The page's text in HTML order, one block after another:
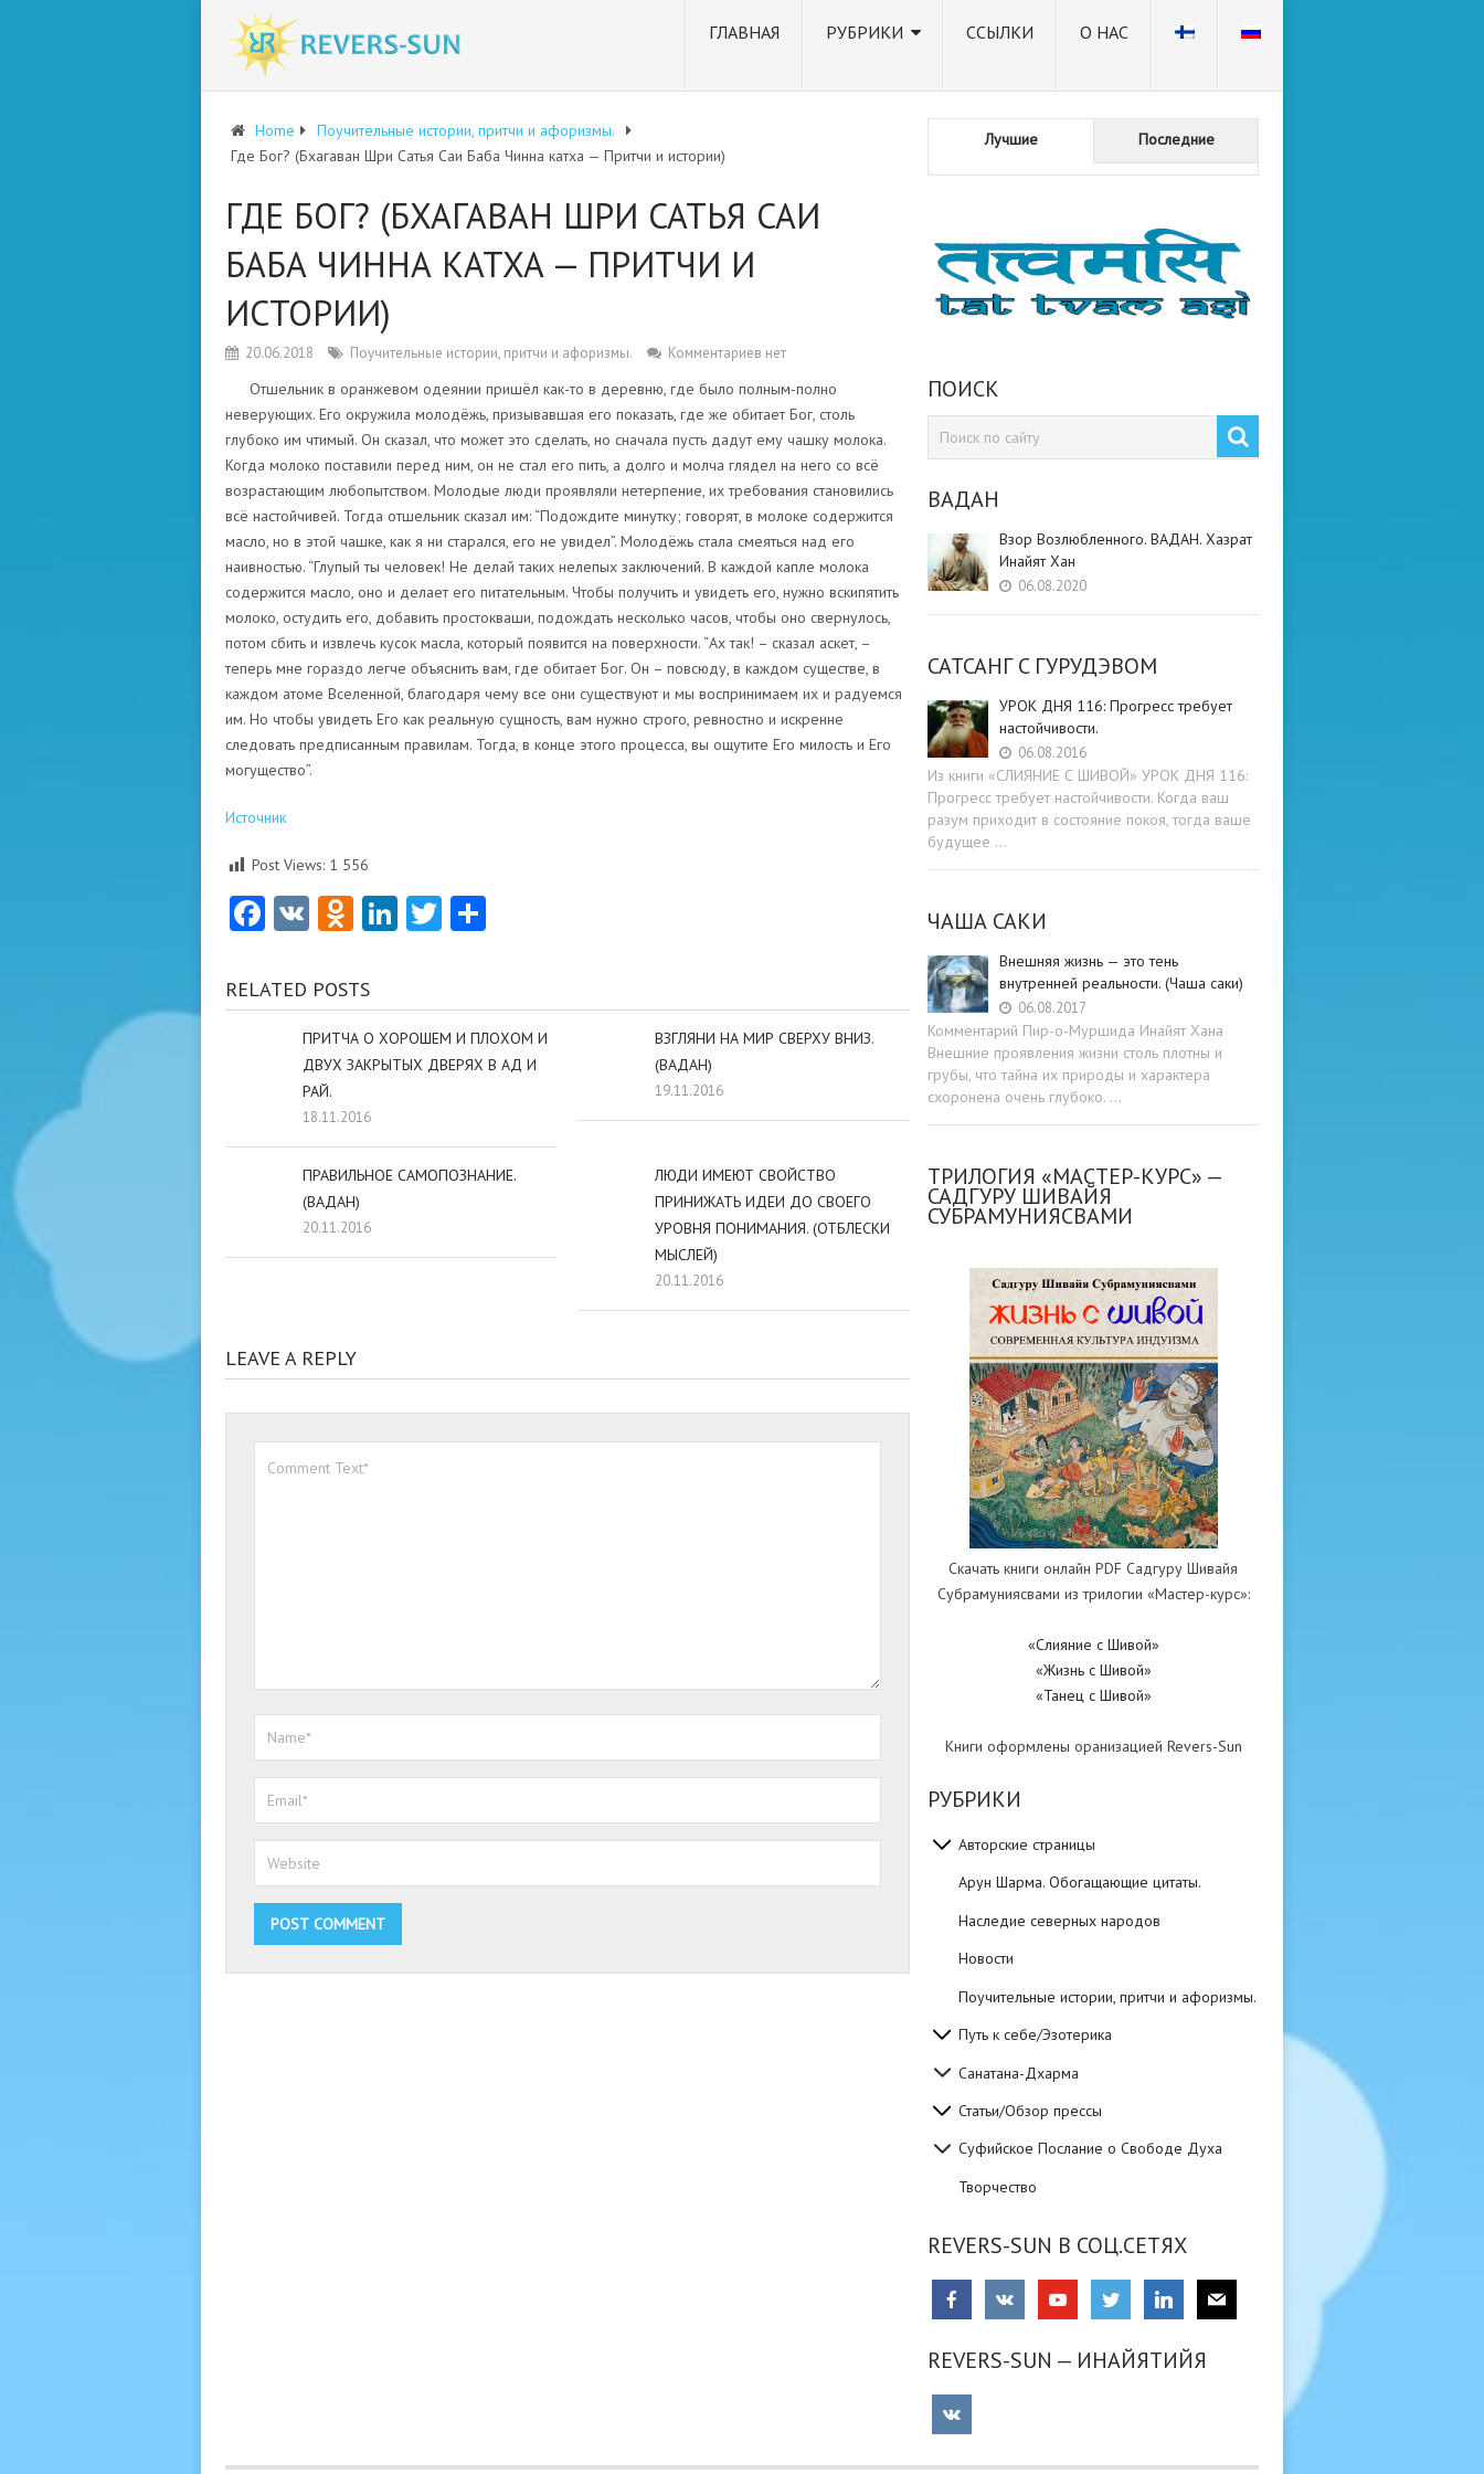
ГЛАВНАЯ РУБРИКИ ССЫЛКИ О НАС
Home
Поучительные истории, притчи и афоризмы.
Где Бог? (Бхагаван Шри Сатья Саи Баба Чинна катха — Притчи и истории)
ГДЕ БОГ? (БХАГАВАН ШРИ САТЬЯ САИ
БАБА ЧИННА КАТХА — ПРИТЧИ И
ИСТОРИИ)
20.06.2018 Поучительные истории, притчи и афоризмы. Комментариев нет
Отшельник в оранжевом одеянии пришёл как-то в деревню, где было полным-полно
неверующих. Его окружила молодёжь, призывавшая его показать, где же обитает Бог, столь
глубоко им чтимый. Он сказал, что может это сделать, но сначала пусть дадут ему чашку молока.
Когда молоко поставили перед ним, он не стал его пить, а долго и молча глядел на него со всё
возрастающим любопытством. Молодые люди проявляли нетерпение, их требования становились
всё настойчивей. Тогда отшельник сказал им: “Подождите минутку; говорят, в молоке содержится
масло, но в этой чашке, как я ни старался, его не увидел”. Молодёжь стала смеяться над его
наивностью. “Глупый ты человек! Не делай таких нелепых заключений. В каждой капле молока
содержится масло, оно и делает его питательным. Чтобы получить и увидеть его, нужно вскипятить
молоко, остудить его, добавить простокваши, подождать несколько часов, чтобы оно свернулось,
потом сбить и извлечь кусок масла, который появится на поверхности. “Ах так! – сказал аскет, –
теперь мне гораздо легче объяснить вам, где обитает Бог. Он – повсюду, в каждом существе, в
каждом атоме Вселенной, благодаря чему все они существуют и мы воспринимаем их и радуемся
им. Но чтобы увидеть Его как реальную сущность, вам нужно строго, ревностно и искренне
следовать предписанным правилам. Тогда, в конце этого процесса, вы ощутите Его милость и Его
могущество”.
Источник
Post Views: 1 556
Facebook
VKOdnoklassniki
LinkedIn
TwitterОтправить
RELATED POSTS
ПРИТЧА О ХОРОШЕМ И ПЛОХОМ И
ДВУХ ЗАКРЫТЫХ ДВЕРЯХ В АД И
РАЙ.
18.11.2016
ВЗГЛЯНИ НА МИР СВЕРХУ ВНИЗ.
(ВАДАН)
19.11.2016
ПРАВИЛЬНОЕ САМОПОЗНАНИЕ.
(ВАДАН)
20.11.2016
ЛЮДИ ИМЕЮТ СВОЙСТВО
ПРИНИЖАТЬ ИДЕИ ДО СВОЕГО
УРОВНЯ ПОНИМАНИЯ. (ОТБЛЕСКИ
МЫСЛЕЙ)
20.11.2016
LEAVE A REPLY
Лучшие Последние
ПОИСК
ВАДАН
Взор Возлюбленного. ВАДАН. Хазрат
Инайят Хан
06.08.2020
САТСАНГ C ГУРУДЭВОМ
УРОК ДНЯ 116: Прогресс требует
настойчивости.
06.08.2016
Из книги «СЛИЯНИЕ С ШИВОЙ» УРОК ДНЯ 116:
Прогресс требует настойчивости. Когда ваш
разум приходит в состояние покоя, тогда ваше
будущее …
ЧАША САКИ
Внешняя жизнь — это тень
внутренней реальности. (Чаша саки)
06.08.2017
Комментарий Пир-о-Муршида Инайят Хана
Внешние проявления жизни столь плотны и
грубы, что тайна их природы и характера
схоронена очень глубоко. …
ТРИЛОГИЯ «МАСТЕР-КУРС» —
САДГУРУ ШИВАЙЯ
СУБРАМУНИЯСВАМИ
Скачать книги онлайн PDF Садгуру Шивайя
Субрамуниясвами из трилогии «Мастер-курс»:
«Слияние с Шивой»
«Жизнь с Шивой»
«Танец с Шивой»
Книги оформлены оранизацией Revers-Sun
РУБРИКИ
Авторские страницы
Арун Шарма. Обогащающие цитаты.
Наследие северных народов
Новости
Поучительные истории, притчи и афоризмы.
Путь к себе/Эзотерика
Санатана-Дхарма
Статьи/Обзор прессы
Суфийское Послание о Свободе Духа
Творчество
REVERS-SUN В СОЦ.СЕТЯХ
REVERS-SUN — ИНАЙЯТИЙЯ